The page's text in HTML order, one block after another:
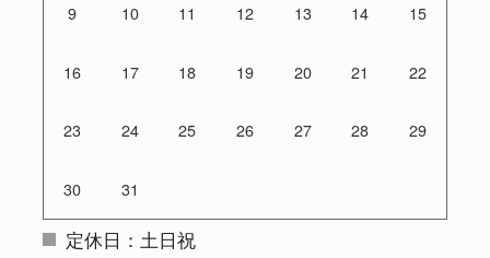
9 10 11 12 13 14 15
16 17 18 19 20 21 22
23 24 25 26 27 28 29
30 31
定休日：土日祝